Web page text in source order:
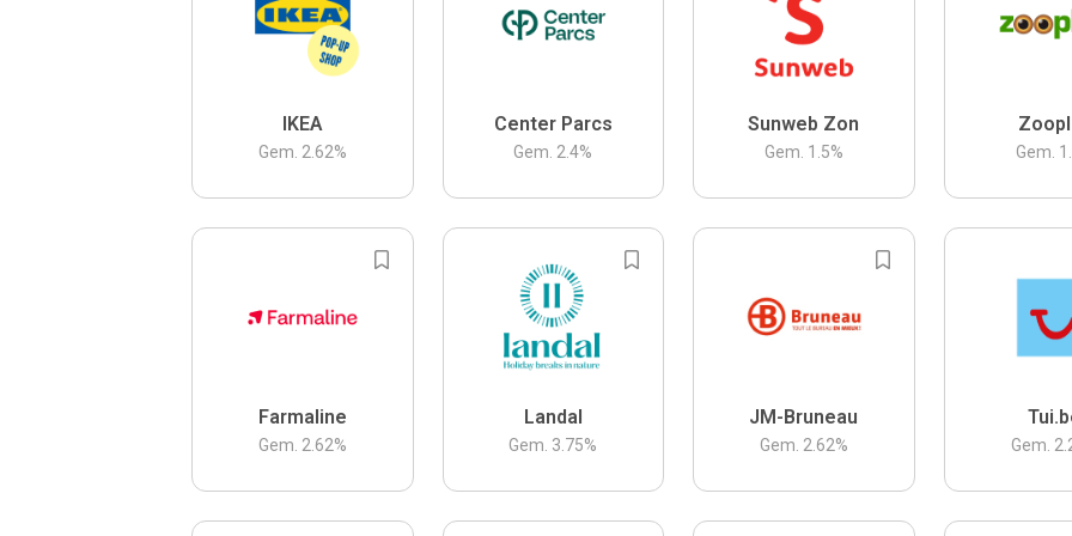
IKEA
Gem. 2.62%
Center Parcs
Gem. 2.4%
Sunweb Zon
Gem. 1.5% Gem.
Farmaline
Gem. 2.62%
Landal
Gem. 3.75%
JM-Bruneau
Gem. 2.62% Gem.